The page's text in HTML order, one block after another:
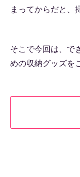
まってからだと、
そこで今回は、で
めの収納グッズを